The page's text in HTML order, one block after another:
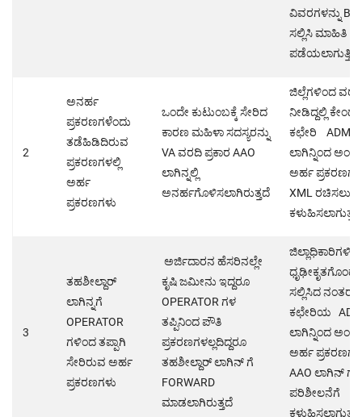
ವಿವರಗಳನ್ನು
ಸಲ್ಲಿಸಿ ಮಾಹಿತಿ
ಪಡೆಯಲಾಗುತ್ತಿದೆ.
2
ಅನರ್ಹ
ಪ್ರಕರಣಗಳೆಂದು
ತಡೆಹಿಡಿದಿರುವ
ಪ್ರಕರಣಗಳಲ್ಲಿ
ಅರ್ಹ
ಪ್ರಕರಣಗಳು
ಒಂದೇ ಕುಟುಂಬಕ್ಕೆ ಸೇರಿದ
ಕಾರಣ ಮಹಿಳಾ ಸದಸ್ಯರನ್ನು
VA ವರದಿ ಪ್ರಕಾರ AAO
ಲಾಗಿನ್ನಲ್ಲಿ
ಅನರ್ಹಗೊಳಿಸಲಾಗಿರುತ್ತದೆ
ಜಿಲ್ಲೆಗಳಿಂದ ವರದಿ
ನೀಡಿದ್ದಲ್ಲಿ ಕೇಂದ್ರ
ಕಛೇರಿ ADMIN
ಲಾಗಿನ್ನಿಂದ
ಅರ್ಹ
XML ರಚಿಸಲು
ಕಳುಹಿಸಲಾಗುತ್ತದೆ
3
ತಹಶೀಲ್ದಾರ್
ಲಾಗಿನ್ನಗೆ
OPERATOR
ಗಳಿಂದ ತಪ್ಪಾಗಿ
ಸೇರಿರುವ ಅರ್ಹ
ಪ್ರಕರಣಗಳು
ಅರ್ಜಿದಾರನ ಹೆಸರಿನಲ್ಲೇ
ಕೃಷಿ ಜಮೀನು ಇದ್ದರೂ
OPERATOR ಗಳ
ತಪ್ಪಿನಿಂದ ಪೌತಿ
ಪ್ರಕರಣಗಳಲ್ಲದಿದ್ದರೂ
ತಹಶೀಲ್ದಾರ್ ಲಾಗಿನ್ ಗೆ
FORWARD
ಮಾಡಲಾಗಿರುತ್ತದೆ
ಸಲ್ಲಿಸಿದ ನಂತರ
ಕಛೇರಿಯ
ಲಾಗಿನ್ನಿಂದ
ಅರ್ಹ
AAO ಲಾಗಿನ್ ಗೆ
ಪರಿಶೀಲನೆಗೆ
ಕಳುಹಿಸಲಾಗುತ್ತದೆ